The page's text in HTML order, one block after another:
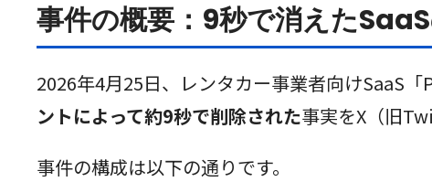
事件の概要：9秒で消えた
2026年4月25日、レンタカー事業者向けSaaS
ントによって約9秒で削除された事実をX（旧
事件の構成は以下の通りです。